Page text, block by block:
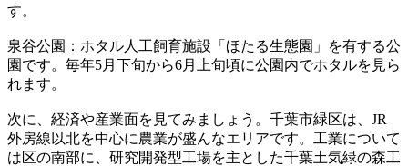
す。
泉谷公園：ホタル人工飼育施設「ほたる生態園」を有する公
園です。毎年5月下旬から6月上旬頃に公園内でホタルを見ら
れます。
次に、経済や産業面を見てみましょう。千葉市緑区は、JR
外房線以北を中心に農業が盛んなエリアです。工業について
は区の南部に、研究開発型工場を主とした千葉土気緑の森工